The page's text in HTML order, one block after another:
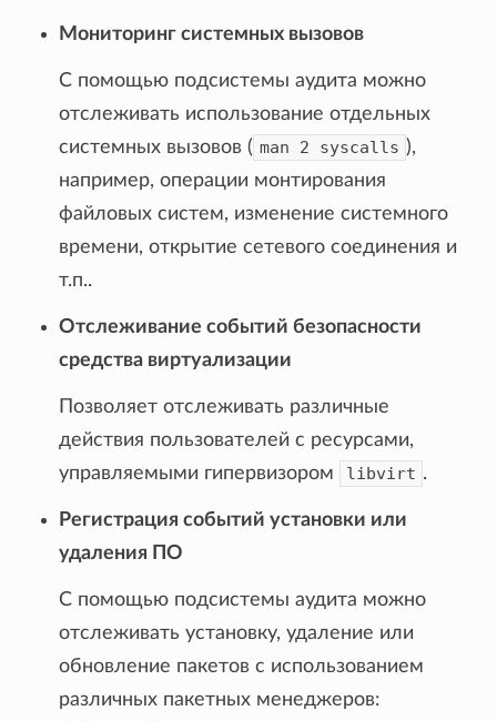
Мониторинг системных вызовов
С помощью подсистемы аудита можно
отслеживать использование отдельных
системных вызовов ( man 2 syscalls ),
например, операции монтирования
файловых систем, изменение системного
времени, открытие сетевого соединения и
т.п..
Отслеживание событий безопасности
средства виртуализации
Позволяет отслеживать различные
действия пользователей с ресурсами,
управляемыми гипервизором
libvirt .
Регистрация событий установки или
удаления ПО
С помощью подсистемы аудита можно
отслеживать установку, удаление или
обновление пакетов с использованием
различных пакетных менеджеров: